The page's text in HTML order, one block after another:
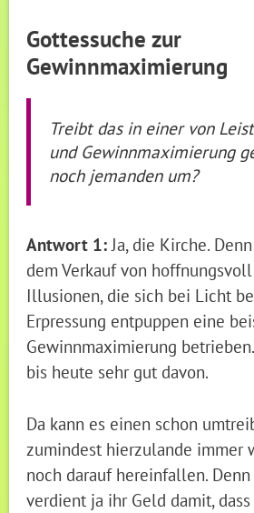
Gottessuche zur
Gewinnmaximierung
Treibt das in einer von
und Gewinnmaximierung
noch jemanden um?
Antwort 1:Ja, die Kirche.
dem Verkauf von
Illusionen, die sich bei Licht
Erpressung entpuppen eine
Gewinnmaximierung
bis heute sehr gut davon.
Da kann es einen schon
zumindest hierzulande immer
noch darauf hereinfallen.
verdient ja ihr Geld damit,